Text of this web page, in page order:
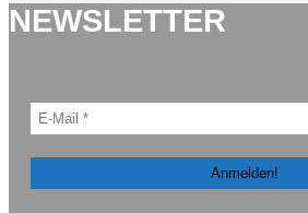
NEWSLETTER